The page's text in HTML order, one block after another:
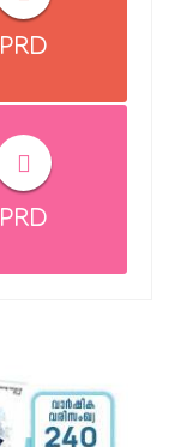
PRD
PRD